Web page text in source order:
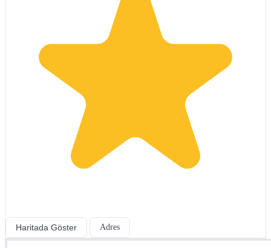
Haritada Göster Adres